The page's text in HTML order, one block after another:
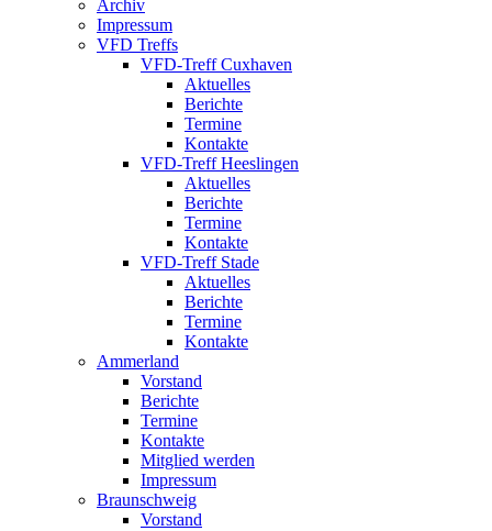
Archiv
Impressum
VFD Treffs
VFD-Treff Cuxhaven
Aktuelles
Berichte
Termine
Kontakte
VFD-Treff Heeslingen
Aktuelles
Berichte
Termine
Kontakte
VFD-Treff Stade
Aktuelles
Berichte
Termine
Kontakte
Ammerland
Vorstand
Berichte
Termine
Kontakte
Mitglied werden
Impressum
Braunschweig
Vorstand